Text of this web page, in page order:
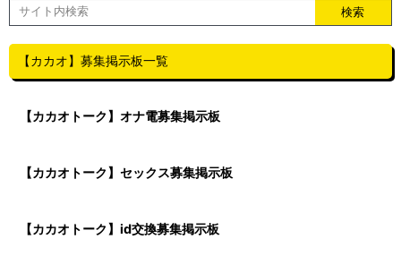
【カカオ】募集掲示板一覧
【カカオトーク】オナ電募集掲示板
【カカオトーク】セックス募集掲示板
【カカオトーク】id交換募集掲示板